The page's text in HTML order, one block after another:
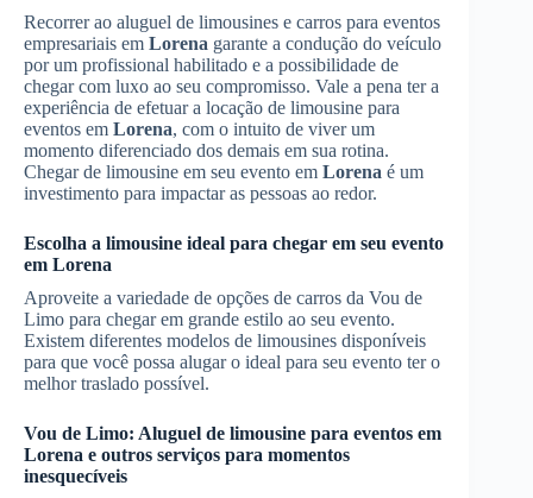
Recorrer ao aluguel de limousines e carros para eventos
empresariais em Lorena garante a condução do veículo
por um profissional habilitado e a possibilidade de
chegar com luxo ao seu compromisso. Vale a pena ter a
experiência de efetuar a locação de limousine para
eventos em Lorena, com o intuito de viver um
momento diferenciado dos demais em sua rotina.
Chegar de limousine em seu evento em Lorena é um
investimento para impactar as pessoas ao redor.
Escolha a limousine ideal para chegar em seu evento
em Lorena
Aproveite a variedade de opções de carros da Vou de
Limo para chegar em grande estilo ao seu evento.
Existem diferentes modelos de limousines disponíveis
para que você possa alugar o ideal para seu evento ter o
melhor traslado possível.
Vou de Limo: Aluguel de limousine para eventos em
Lorena e outros serviços para momentos
inesquecíveis